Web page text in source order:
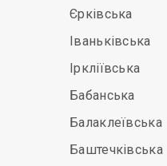
Єрківська
Іваньківська
Іркліївська
Бабанська
Балаклеївська
Баштечківська